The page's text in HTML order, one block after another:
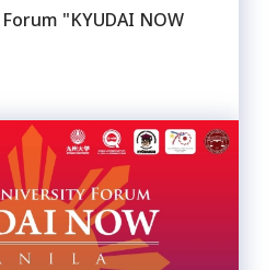
"KYUDAI NOW